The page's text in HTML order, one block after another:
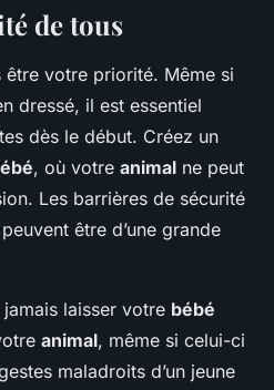
de tous
votre priorité. Même si
dressé, il est essentiel
dès le début. Créez un
, où votre animal ne peut
Les barrières de sécurité
être d’une grande
laisser votre bébé
animal, même si celui-ci
maladroits d’un jeune